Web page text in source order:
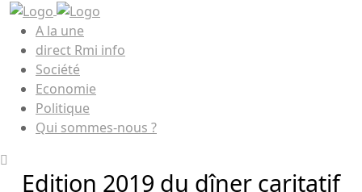
A la une
direct Rmi info
Société
Economie
Politique
Qui sommes-nous ?
Edition 2019 du dîner caritatif